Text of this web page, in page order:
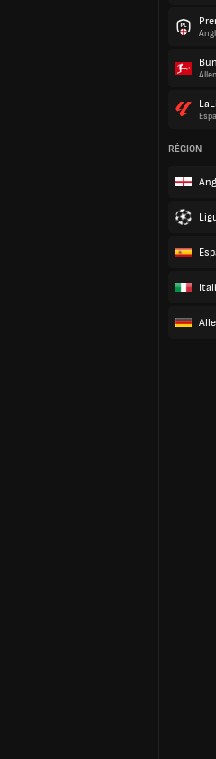
RÉGION